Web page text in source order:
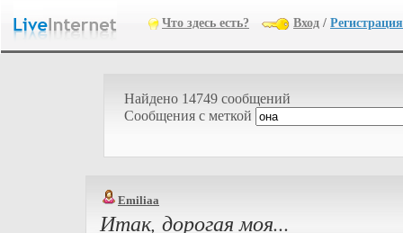
Что здесь есть? Вход / Регистрация
Найдено 14749 сообщений
Cообщения с меткой
Emiliaa
Итак, дорогая моя...